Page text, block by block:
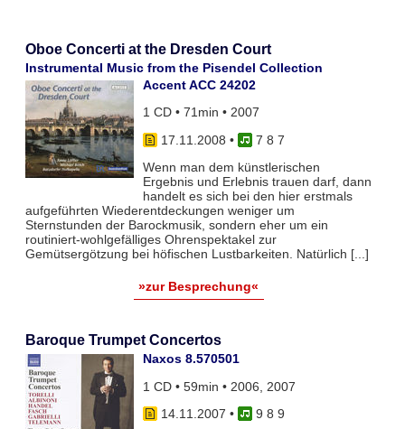
Oboe Concerti at the Dresden Court
Instrumental Music from the Pisendel Collection
Accent ACC 24202
1 CD • 71min • 2007
17.11.2008 •
7 8 7
Wenn man dem künstlerischen
Ergebnis und Erlebnis trauen darf, dann
handelt es sich bei den hier erstmals
aufgeführten Wiederentdeckungen weniger um
Sternstunden der Barockmusik, sondern eher um ein
routiniert-wohlgefälliges Ohrenspektakel zur
Gemütsergötzung bei höfischen Lustbarkeiten. Natürlich [...]
»zur Besprechung«
Baroque Trumpet Concertos
Naxos 8.570501
1 CD • 59min • 2006, 2007
14.11.2007 •
9 8 9